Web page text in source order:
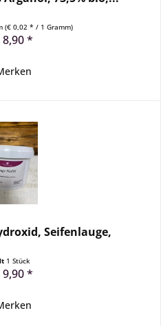
(€ 0,02 * / 1 Gramm)
8,90 *
Seifenlauge,
1 Stück
9,90 *